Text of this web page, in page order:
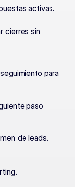
activas.
cierres sin
para
paso
de leads.